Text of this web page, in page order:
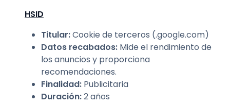
HSID
Titular:Cookie de terceros (.google.com)
Datos recabados: Mide el rendimiento de
los anuncios y proporciona
recomendaciones.
Finalidad: Publicitaria
Duración:2 años